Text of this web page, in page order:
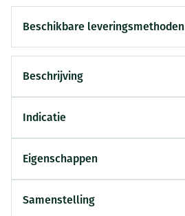
Beschikbare leveringsmethoden
Beschrijving
Indicatie
Eigenschappen
Samenstelling